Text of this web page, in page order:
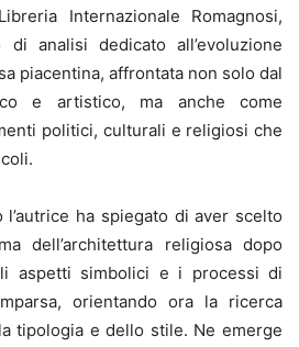
Internazionale Romagnosi,
analisi dedicato all’evoluzione
piacentina, affrontata non solo dal
e artistico, ma anche come
politici, culturali e religiosi che
l’autrice ha spiegato di aver scelto
dell’architettura religiosa dopo
aspetti simbolici e i processi di
orientando ora la ricerca
tipologia e dello stile. Ne emerge